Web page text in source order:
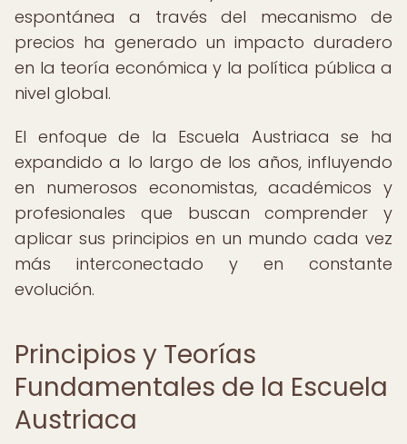
espontánea a través del mecanismo de
precios ha generado un impacto duradero
en la teoría económica y la política pública a
nivel global.
El enfoque de la Escuela Austriaca se ha
expandido a lo largo de los años, influyendo
en numerosos economistas, académicos y
profesionales que buscan comprender y
aplicar sus principios en un mundo cada vez
más interconectado y en constante
evolución.
Principios y Teorías
Fundamentales de la Escuela
Austriaca